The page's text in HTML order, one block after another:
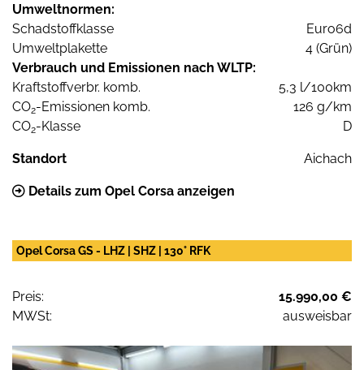
Umweltnormen:
Schadstoffklasse
Euro6d
Umweltplakette
4 (Grün)
Verbrauch und Emissionen nach WLTP:
Kraftstoffverbr. komb.
5,3 l/100km
CO2-Emissionen komb.
126 g/km
CO2-Klasse D
Standort Aichach
Details zum Opel Corsa anzeigen
Opel Corsa GS - LHZ | SHZ | 130° RFK
Preis:
15.990,00 €
MWSt:
ausweisbar